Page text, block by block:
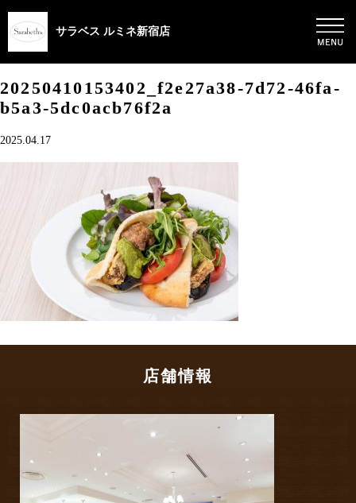
サラベス ルミネ新宿店
20250410153402_f2e27a38-7d72-46fa-
b5a3-5dc0acb76f2a
2025.04.17
店舗情報